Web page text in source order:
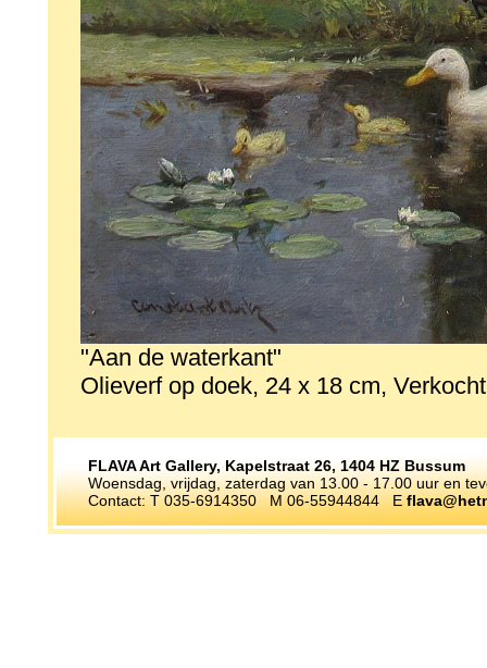
"Aan de waterkant"
Olieverf op doek, 24 x 18 cm, Verkocht
FLAVA Art Gallery, Kapelstraat 26, 1404 HZ Bussum
Woensdag, vrijdag, zaterdag van 13.00 - 17.00 uur en
Contact: T 035-6914350 M 06-55944844 E